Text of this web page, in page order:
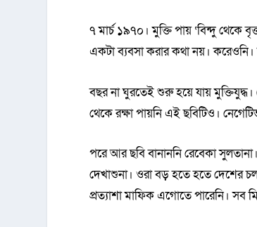
৭ মার্চ ১৯৭০। মুক্তি পায় ‘বিন্দু থেকে
একটা ব্যবসা করার কথা নয়।
বছর না ঘুরতেই শুরু হয়ে যায় মুক্তিযুদ্ধ।
থেকে রক্ষা পায়নি এই ছবিটিও।
পরে আর ছবি বানাননি রেবেকা
দেখাশুনা। ওরা বড় হতে হতে দেশের
প্রত্যাশা মাফিক এগোতে পারেনি। সব